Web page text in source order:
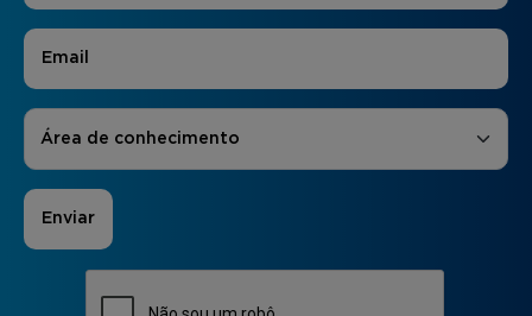
E-mail
Áreas de Interesse
Área de conhecimento